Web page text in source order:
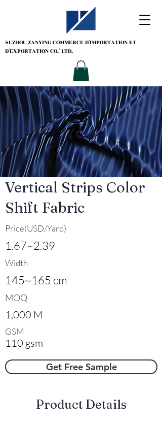
SUZHOU ZANYINGCOMMERCE D'IMPORTATION ET
D'EXPORTATION CO.' LTD.
Vertical Strips Color
Shift Fabric
Price(USD/Yard)
1.67~2.39
Width
145~165 cm
MOQ
1,000 M
GSM
110 gsm
Get Free Sample
​Product Details